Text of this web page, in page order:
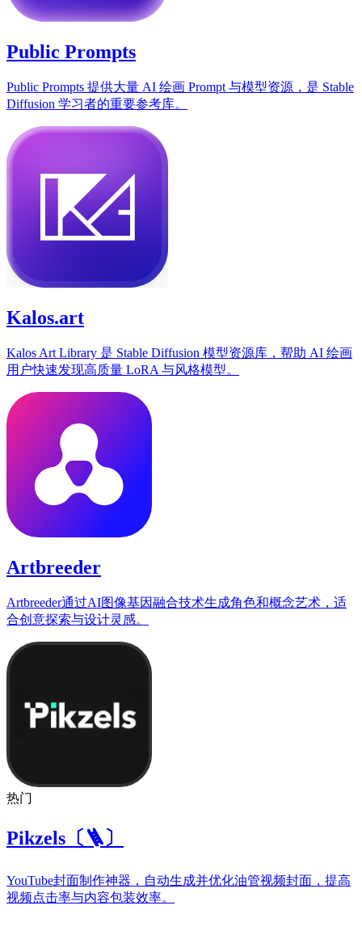
Public Prompts
Public Prompts 提供大量 AI 绘画 Prompt 与模型资源，是 Stable
Diffusion 学习者的重要参考库。
Kalos.art
Kalos Art Library 是 Stable Diffusion 模型资源库，帮助 AI 绘画
用户快速发现高质量 LoRA 与风格模型。
Artbreeder
Artbreeder通过AI图像基因融合技术生成角色和概念艺术，适
合创意探索与设计灵感。
热门
Pikzels〔🪜〕
YouTube封面制作神器，自动生成并优化油管视频封面，提高
视频点击率与内容包装效率。